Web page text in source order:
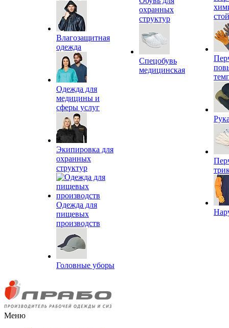
Влагозащитная
одежда
Одежда для
медицины и
сферы услуг
Экипировка для
охранных
структур
Одежда для
пищевых
производств
Головные уборы
охранных
структур
Спецобувь
медицинская
Меню